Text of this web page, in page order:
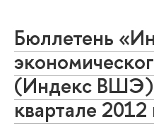
Бюллетень
(Индекс
квартале 2012